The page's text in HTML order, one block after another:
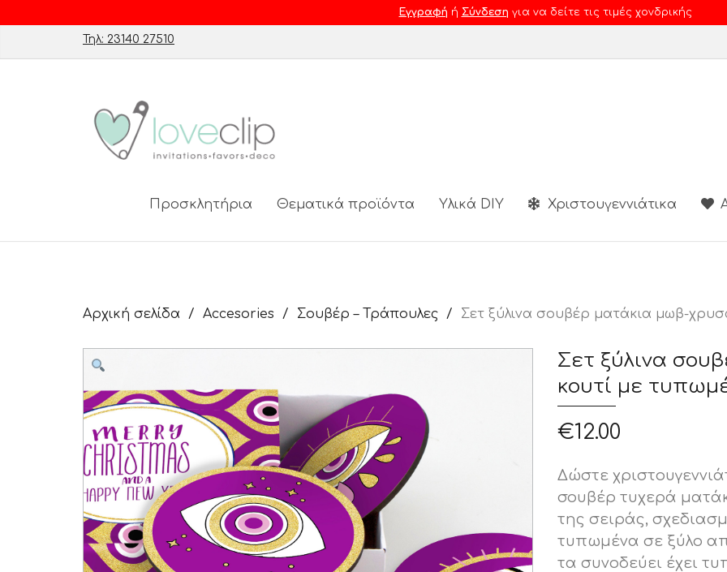
Εγγραφή ή Σύνδεση για να δείτε τις τιμές χονδρικής
Τηλ: 23140 27510
Προσκλητήρια Θεματικά προϊόντα Υλικά DIY Χριστουγεννιάτικα
Αρχική σελίδα Accesories Σουβέρ – Τράπουλες Σετ ξύλινα σουβέρ ματάκια μωβ-
Σετ ξύλινα
κουτί με
€12.00
Δώστε
σουβέρ τυχερά
της σειράς,
τυπωμένα σε ξύλο
τα συνοδεύει έχει